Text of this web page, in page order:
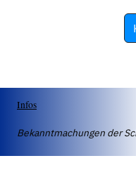
Infos
Bekanntmachungen der